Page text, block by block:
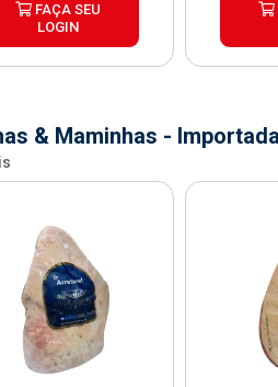
FAÇA SEU
LOGIN
& Maminhas -